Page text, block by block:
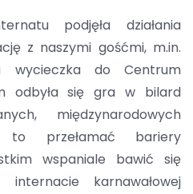
podjęła działania
z naszymi gośćmi, m.in.
wycieczka do Centrum
odbyła się gra w bilard
międzynarodowych
to przełamać bariery
wspaniale bawić się
karnawałowej